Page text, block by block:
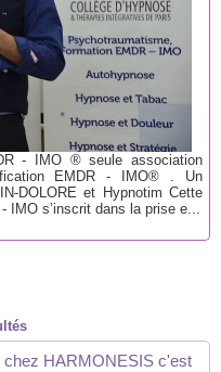
- IMO ® seule association
EMDR - IMO® . Un
DOLORE et Hypnotim Cette
IMO s’inscrit dans la prise e...
HARMONESIS c'est